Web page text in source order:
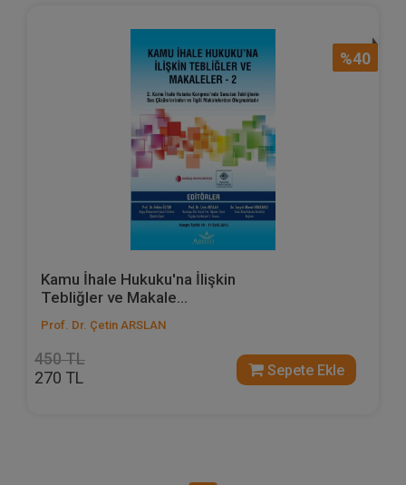
%40
Kamu İhale Hukuku'na İlişkin
Tebliğler ve Makale...
Prof. Dr. Çetin ARSLAN
450 TL
270 TL Sepete Ekle